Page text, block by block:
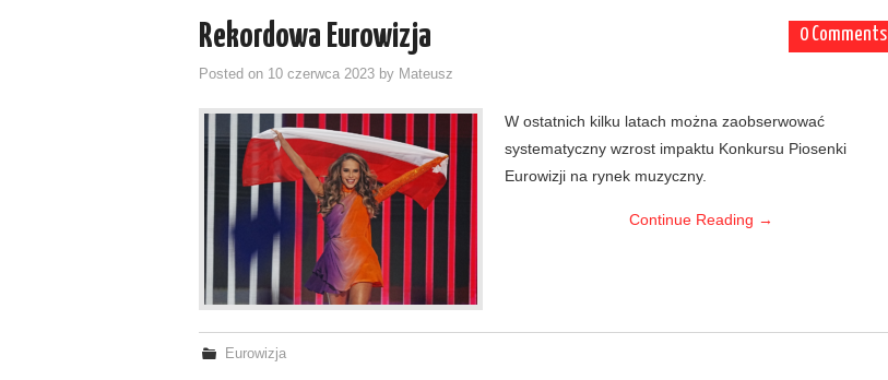
0 Comments
Rekordowa Eurowizja
Posted on 10 czerwca 2023 by Mateusz
W ostatnich kilku latach można zaobserwować
systematyczny wzrost impaktu Konkursu Piosenki
Eurowizji na rynek muzyczny.
Continue Reading →
Eurowizja